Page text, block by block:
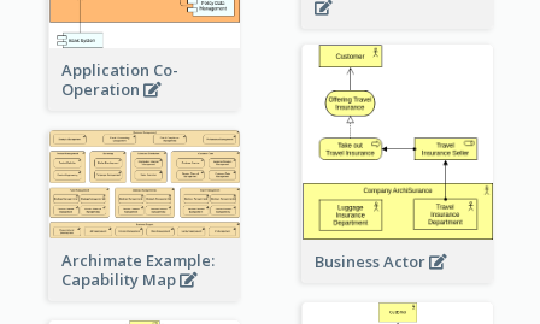
Application Co-
Operation
Business Actor
Archimate Example:
Capability Map